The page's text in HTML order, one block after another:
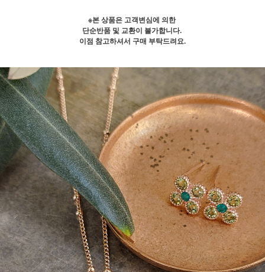
※본 상품은 고객변심에 의한
단순반품 및 교환이 불가합니다.
이점 참고하셔서 구매 부탁드려요.